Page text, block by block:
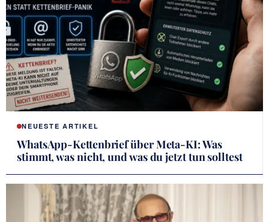
NEUESTE ARTIKEL
WhatsApp-Kettenbrief über Meta-KI: Was
stimmt, was nicht, und was du jetzt tun solltest